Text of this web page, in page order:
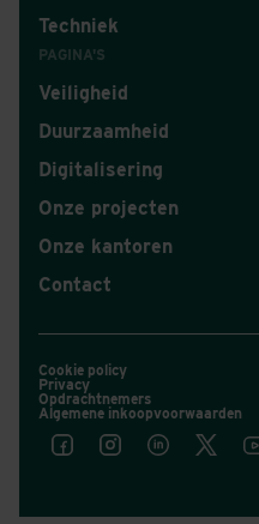
Techniek
PAGINA'S
Veiligheid
Duurzaamheid
Digitalisering
Onze projecten
Onze kantoren
Contact
Cookie policy
Privacy
Opdrachtnemers
Algemene inkoopvoorwaarden